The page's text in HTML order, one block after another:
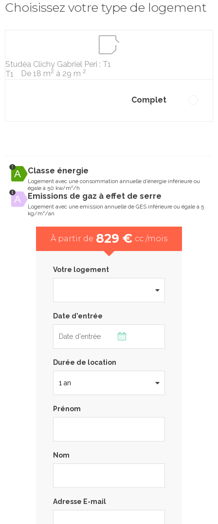
Choisissez votre type de logement
Studéa Clichy Gabriel Peri : T1
T1
De 18 m2 à 29 m 2
Complet
Classe énergie
Logement avec une consommation annuelle d’énergie inférieure ou
égale à 50 kw/m²/h
Emissions de gaz à effet de serre
Logement avec une emission annuelle de GES inférieure ou égale à 5
kg/m²/an
À partir de 829 € cc /mois
Votre logement
Date d'entrée
Durée de location
Prénom
Nom
Adresse E-mail